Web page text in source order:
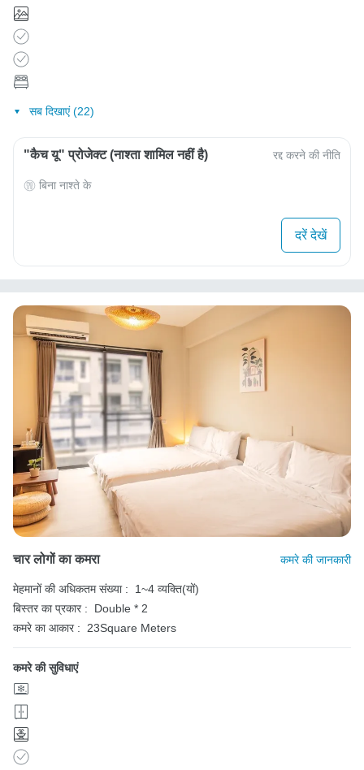
सब दिखाएं (22)
"कैच यू" प्रोजेक्ट (नाश्ता शामिल नहीं है) रद्द करने की नीति
बिना नाश्ते के
दरें देखें
चार लोगों का कमरा कमरे की जानकारी
मेहमानों की अधिकतम संख्या :
1~4 व्यक्ति(यों)
बिस्तर का प्रकार :
Double * 2
कमरे का आकार : 23Square Meters
कमरे की सुविधाएं